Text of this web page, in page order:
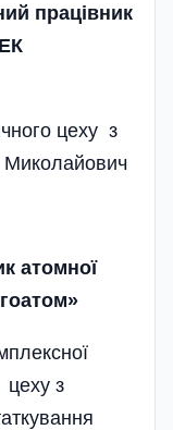
працівник
цеху з
Миколайович
атомної
цеху з